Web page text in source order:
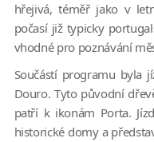
hřejivá, téměř jako v
počasí již typicky
vhodné pro poznávání
Součástí programu byla
Douro. Tyto původní
patří k ikonám Porta.
historické domy a